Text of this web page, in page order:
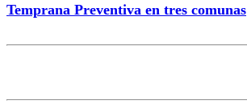
Temprana Preventiva en tres comunas